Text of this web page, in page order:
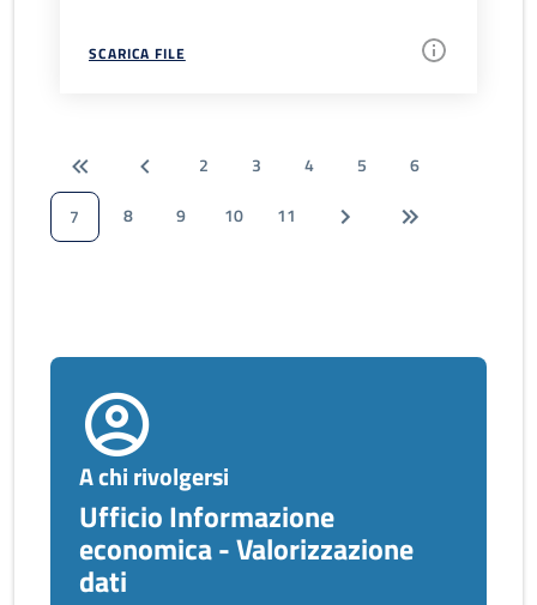
SCARICA FILE
2 3 4 5
6
7
8 9 10 11
A chi rivolgersi
Ufficio Informazione
economica - Valorizzazione
dati